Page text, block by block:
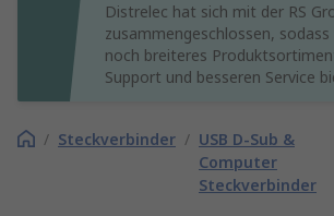
Distrelec hat sich mit der RS
zusammengeschlossen,
noch breiteres
Support und besseren Service
/ Steckverbinder / USB D-Sub &
Computer
Steckverbinder